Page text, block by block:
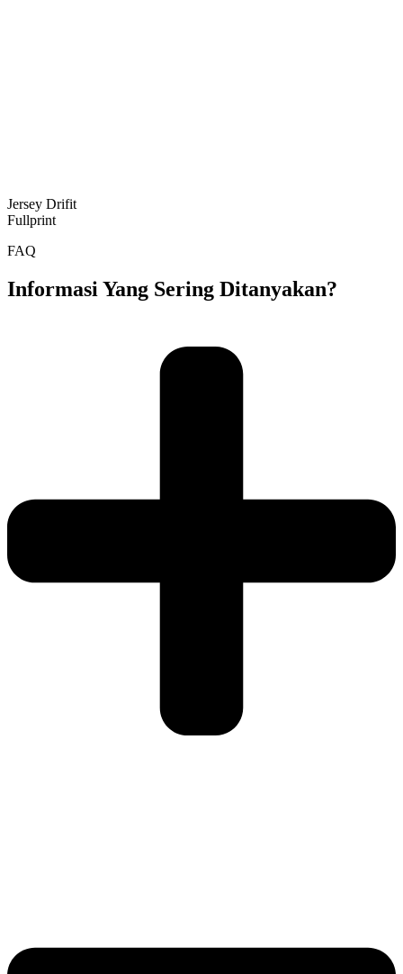
Jersey Drifit
Fullprint
FAQ
Informasi Yang Sering Ditanyakan?